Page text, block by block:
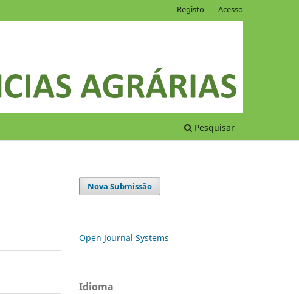
Pesquisar
Registo Acesso
Nova Submissão
Open Journal Systems
Idioma